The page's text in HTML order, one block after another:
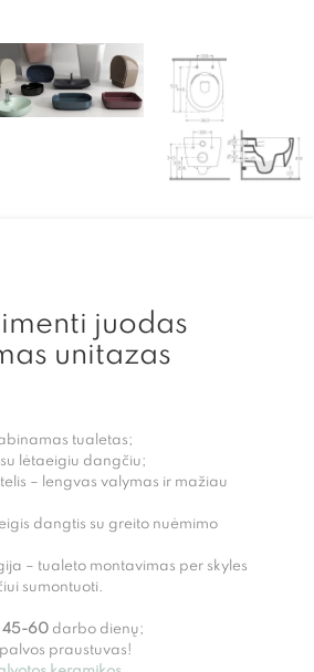
juodas
unitazas
tualetas;
lėtaeigiu dangčiu;
– lengvas valymas ir mažiau
dangtis su greito nuėmimo
– tualeto montavimas per skyles
sumontuoti.
45-60 darbo dienų;
praustuvas!